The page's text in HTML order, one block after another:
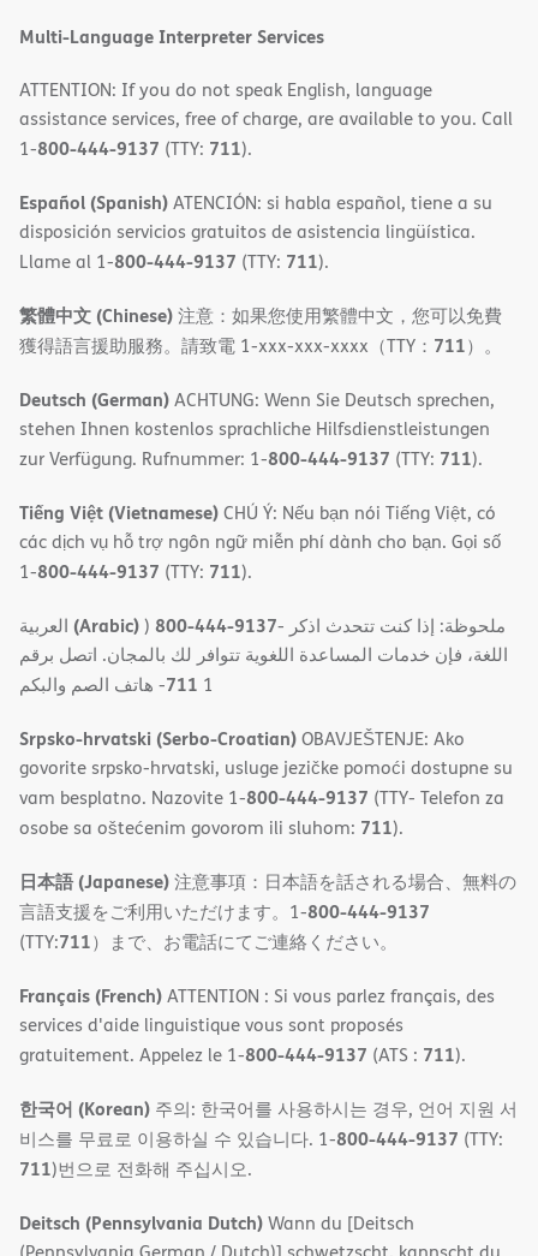
Multi-Language Interpreter Services
ATTENTION: If you do not speak English, language
assistance services, free of charge, are available to you. Call
1-800-444-9137 (TTY: 711).
Español (Spanish)ATENCIÓN: si habla español, tiene a su
disposición servicios gratuitos de asistencia lingüística.
Llame al 1-800-444-9137 (TTY: 711).
繁體中文 (Chinese)注意：如果您使用繁體中文，您可以免費
獲得語言援助服務。請致電 1-xxx-xxx-xxxx（TTY： 711）。
Deutsch (German)ACHTUNG: Wenn Sie Deutsch sprechen,
stehen Ihnen kostenlos sprachliche Hilfsdienstleistungen
zur Verfügung. Rufnummer: 1-800-444-9137 (TTY: 711).
Tiếng Việt (Vietnamese)CHÚ Ý: Nếu bạn nói Tiếng Việt, có
các dịch vụ hỗ trợ ngôn ngữ miễn phí dành cho bạn. Gọi số
1-800-444-9137 (TTY: 711).
(Arabic)) 800-444-9137- ملحوظة: إذا كنت تتحدث اذكر
اللغة، فإن خدمات المساعدة اللغویة تتوافر لك بالمجان. اتصل برقم
1
711- ھاتف الصم والبكم
Srpsko-hrvatski (Serbo-Croatian)OBAVJEŠTENJE: Ako
govorite srpsko-hrvatski, usluge jezičke pomoći dostupne su
vam besplatno. Nazovite 1-800-444-9137 (TTY- Telefon za
osobe sa oštećenim govorom ili sluhom: 711).
日本語 (Japanese)注意事項：日本語を話される場合、無料の
言語支援をご利用いただけます。1-800-444-9137
(TTY:711）まで、お電話にてご連絡ください。
Français (French)ATTENTION : Si vous parlez français, des
services d'aide linguistique vous sont proposés
gratuitement. Appelez le 1-800-444-9137 (ATS : 711).
한국어 (Korean) 주의: 한국어를 사용하시는 경우, 언어 지원 서
비스를 무료로 이용하실 수 있습니다. 1-800-444-9137 (TTY:
711)번으로 전화해 주십시오.
Deitsch (Pennsylvania Dutch)Wann du [Deitsch